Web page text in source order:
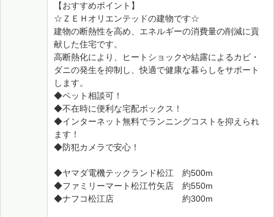
【おすすめポイント】
☆ＺＥＨオリエンテッドの建物です☆
建物の断熱性を高め、エネルギーの消費量の削減に貢
献した住宅です。
高断熱化により、ヒートショックや結露によるカビ・
ダニの発生を抑制し、快適で健康な暮らしをサポート
します。
◆ペット相談可！
◆不在時に便利な宅配ボックス！
◆インターネット無料でランニングコストを抑えられ
ます！
◆防犯カメラで安心！
◆ヤマダ電機テックランド松江 約500m
◆ファミリーマート松江竹矢店 約550m
◆ナフコ松江店 約300m